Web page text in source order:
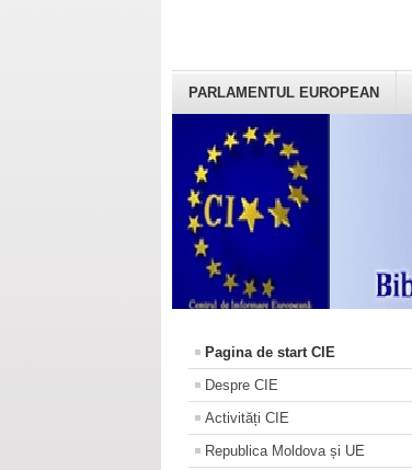
PARLAMENTUL EUROPEAN
Pagina de start CIE
Despre CIE
Activități CIE
Republica Moldova și UE